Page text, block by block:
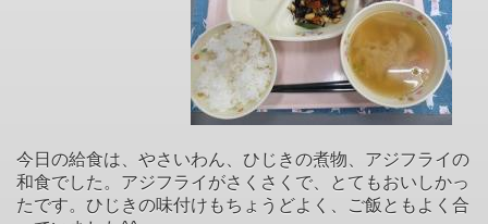
今日の給食は、やさいわん、ひじきの煮物、アジフライの
和食でした。アジフライがさくさくで、とてもおいしかっ
たです。ひじきの味付けもちょうどよく、ご飯ともよく合